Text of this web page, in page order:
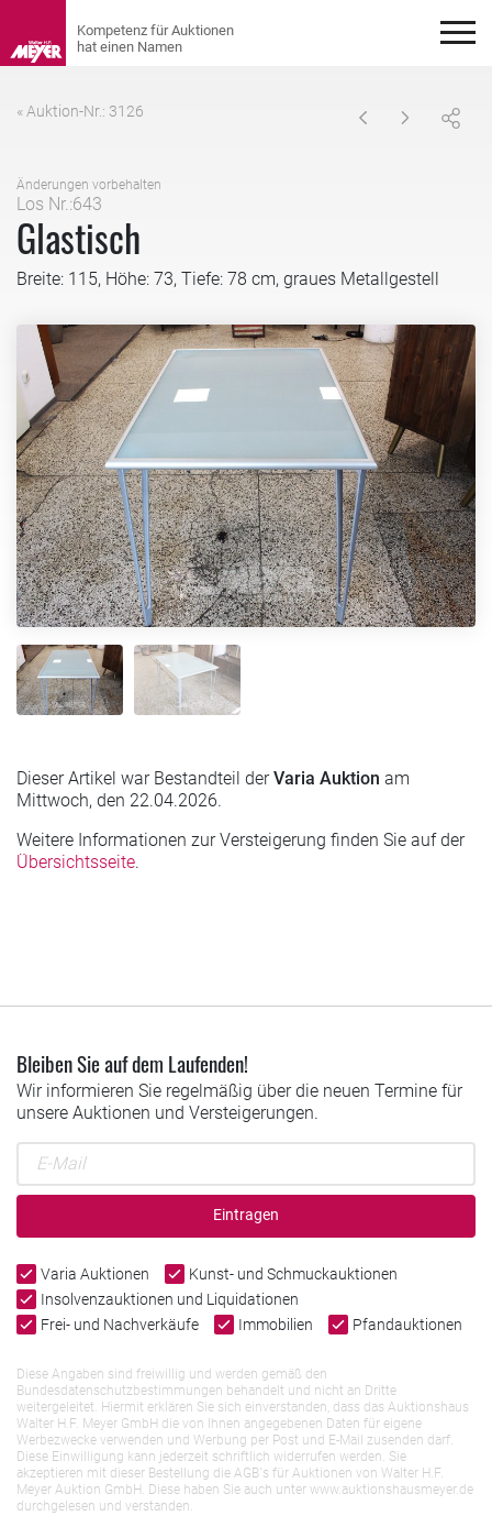
« Auktion-Nr.: 3126
Änderungen vorbehalten
Los Nr.:643
Glastisch
Breite: 115, Höhe: 73, Tiefe: 78 cm, graues Metallgestell
Dieser Artikel war Bestandteil derVaria Auktion am
Mittwoch, den 22.04.2026.
Weitere Informationen zur Versteigerung finden Sie auf der
Übersichtsseite.
Bleiben Sie auf dem Laufenden!
Wir informieren Sie regelmäßig über die neuen Termine für
unsere Auktionen und Versteigerungen.
Eintragen
Varia Auktionen
Kunst- und Schmuckauktionen
Insolvenzauktionen und Liquidationen
Frei- und Nachverkäufe
Immobilien Pfandauktionen
Diese Angaben sind freiwillig und werden gemäß den
Bundesdatenschutzbestimmungen behandelt und nicht an Dritte
weitergeleitet. Hiermit erklären Sie sich einverstanden, dass das Auktionshaus
Walter H.F. Meyer GmbH die von Ihnen angegebenen Daten für eigene
Werbezwecke verwenden und Werbung per Post und E-Mail zusenden darf.
Diese Einwilligung kann jederzeit schriftlich widerrufen werden. Sie
akzeptieren mit dieser Bestellung die AGB`s für Auktionen von Walter H.F.
Meyer Auktion GmbH. Diese haben Sie auch unter www.auktionshausmeyer.de
durchgelesen und verstanden.